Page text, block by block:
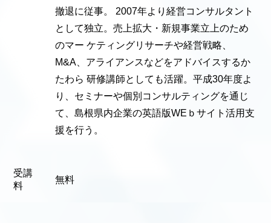
撤退に従事。 2007年より経営コンサルタント
として独立。売上拡大・新規事業立上のため
のマー ケティングリサーチや経営戦略、
M&A、アライアンスなどをアドバイスするか
たわら 研修講師としても活躍。平成30年度よ
り、セミナーや個別コンサルティングを通じ
て、島根県内企業の英語版WEｂサイト活用支
援を行う。
受講
料
無料